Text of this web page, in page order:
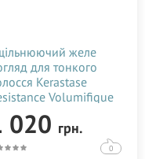
желе
для тонкого
Kerastase
Volumifique
Effect Gel
200 мл
020 грн.
0